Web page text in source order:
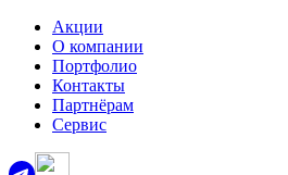
Акции
О компании
Портфолио
Контакты
Партнёрам
Сервис